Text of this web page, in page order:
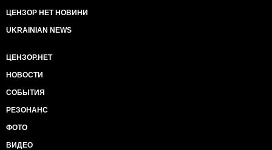
ЦЕНЗОР НЕТ НОВИНИ
UKRAINIAN NEWS
ЦЕНЗОР.НЕТ
НОВОСТИ
СОБЫТИЯ
РЕЗОНАНС
ФОТО
ВИДЕО